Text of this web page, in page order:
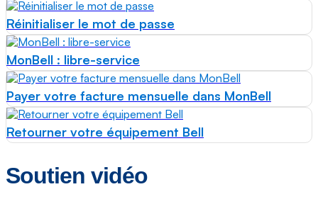
Réinitialiser le mot de passe
MonBell : libre-service
Payer votre facture mensuelle dans MonBell
Retourner votre équipement Bell
Soutien vidéo